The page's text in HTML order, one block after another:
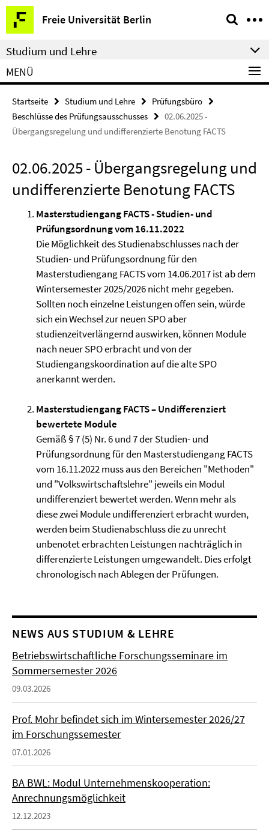
Springe
direkt
zu
Inhalt
Freie Universität Berlin
Service-
Navigation
Studium und Lehre
MENÜ
Startseite Studium und Lehre
Prüfungsbüro
Beschlüsse des Prüfungsausschusses
02.06.2025 -
Übergangsregelung und undifferenzierte Benotung FACTS
02.06.2025 - Übergangsregelung und
undifferenzierte Benotung FACTS
Masterstudiengang FACTS - Studien- und
Prüfungsordnung vom 16.11.2022
Die Möglichkeit des Studienabschlusses nach der
Studien- und Prüfungsordnung für den
Masterstudiengang FACTS vom 14.06.2017 ist ab dem
Wintersemester 2025/2026 nicht mehr gegeben.
Sollten noch einzelne Leistungen offen sein, würde
sich ein Wechsel zur neuen SPO aber
studienzeitverlängernd auswirken, können Module
nach neuer SPO erbracht und von der
Studiengangskoordination auf die alte SPO
anerkannt werden.
Masterstudiengang FACTS – Undifferenziert
bewertete Module
Gemäß § 7 (5) Nr. 6 und 7 der Studien- und
Prüfungsordnung für den Masterstudiengang FACTS
vom 16.11.2022 muss aus den Bereichen "Methoden"
und "Volkswirtschaftslehre" jeweils ein Modul
undifferenziert bewertet werden. Wenn mehr als
diese zwei Module undifferenziert erbracht wurden,
werden beim Studienabschluss die zu unrecht
unbenotet erbrachten Leistungen nachträglich in
differenzierte Leistungen umgewandelt. Dies erfolgt
chronologisch nach Ablegen der Prüfungen.
NEWS AUS STUDIUM & LEHRE
Betriebswirtschaftliche Forschungsseminare im
Sommersemester 2026
09.03.2026
Prof. Mohr befindet sich im Wintersemester 2026/27
im Forschungssemester
07.01.2026
BA BWL: Modul Unternehmenskooperation:
Anrechnungsmöglichkeit
12.12.2023